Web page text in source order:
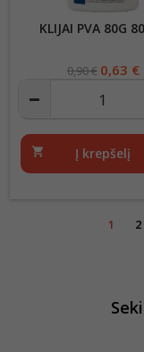
KLIJAI PVA 80G
Regular
0,90 € Kaina
0,63 €
shopping_cart Į krepšelį
1 2